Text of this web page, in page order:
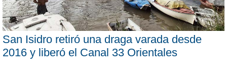
San Isidro retiró una draga varada desde
2016 y liberó el Canal 33 Orientales